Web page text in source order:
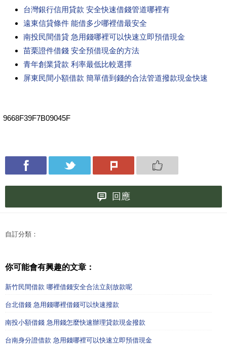
台灣銀行信用貸款 安全快速借錢管道哪裡有
遠東信貸條件 能借多少哪裡借最安全
南投民間借貸 急用錢哪裡可以快速立即預借現金
苗栗證件借錢 安全預借現金的方法
青年創業貸款 利率最低比較選擇
屏東民間小額借款 簡單借到錢的合法管道撥款現金快速
9668F39F7B09045F
回應
自訂分類：
你可能會有興趣的文章：
新竹民間借款 哪裡借錢安全合法立刻放款呢
台北借錢 急用錢哪裡借錢可以快速撥款
南投小額借錢 急用錢怎麼快速辦理貸款現金撥款
台南身分證借款 急用錢哪裡可以快速立即預借現金